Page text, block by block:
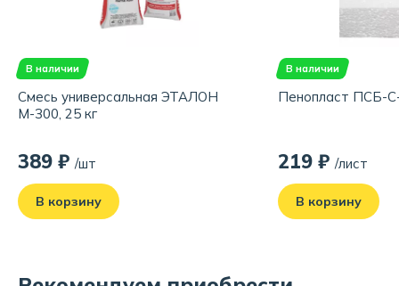
В наличии
Смесь универсальная ЭТАЛОН
М-300, 25 кг
389 ₽ /шт
В корзину
В наличии
Пенопласт ПСБ-
219 ₽ /лист
В корзину